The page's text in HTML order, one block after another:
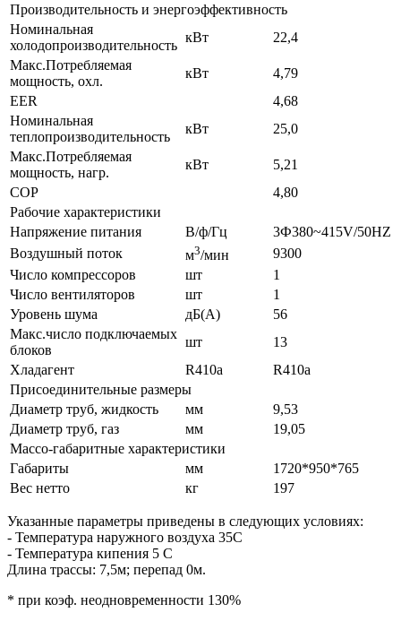
Производительность и энергоэффективность
Номинальная
холодопроизводительность
кВт
22,4
Макс.Потребляемая
мощность, охл.
кВт
4,79
EER
4,68
Номинальная
теплопроизводительность
кВт
25,0
Макс.Потребляемая
мощность, нагр.
кВт
5,21
COP
4,80
Рабочие характеристики
Напряжение питания
В/ф/Гц
3Ф380~415V/50HZ
Воздушный поток
м3/мин
9300
Число компрессоров
шт
1
Число вентиляторов
шт
1
Уровень шума
дБ(А)
56
Макс.число подключаемых
блоков
шт
13
Хладагент
R410a
R410a
Присоединительные размеры
Диаметр труб, жидкость
мм
9,53
Диаметр труб, газ
мм
19,05
Массо-габаритные характеристики
Габариты
мм
1720*950*765
Вес нетто
кг 197
Указанные параметры приведены в следующих условиях:
- Температура наружного воздуха 35С
- Температура кипения 5 С
Длина трассы: 7,5м; перепад 0м.
* при коэф. неодновременности 130%